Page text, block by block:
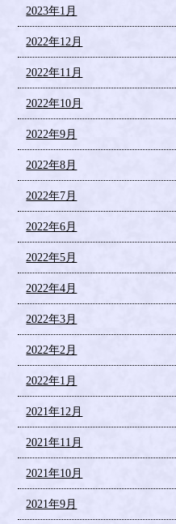
2023年1月
2022年12月
2022年11月
2022年10月
2022年9月
2022年8月
2022年7月
2022年6月
2022年5月
2022年4月
2022年3月
2022年2月
2022年1月
2021年12月
2021年11月
2021年10月
2021年9月